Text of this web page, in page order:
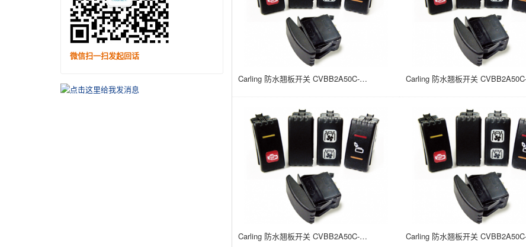
Carling 防水翘板开关 CVBB2A50C-A98MD-100 15A/24V 面板安装 (ON) NONE OFF 21*37
Carling 防水翘板开关 CVBB2A50C-D98MN-100 15A/24V 面板安装 (ON) NONE OFF 21*37
微信扫一扫发起回话